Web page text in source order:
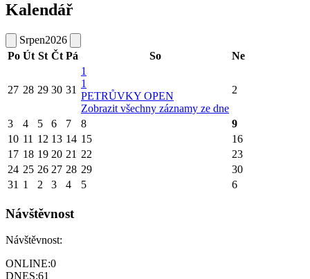
Kalendář
Srpen2026
Po Út St Čt Pá So Ne
27 28 29 30 31
1
1
PETRŮVKY OPEN
Zobrazit všechny záznamy ze dne
2
3 4 5 6 7 8
9
10 11 12 13 14 15
16
17 18 19 20 21 22
23
24 25 26 27 28 29
30
31 1 2 3 4 5 6
Návštěvnost
Návštěvnost:
ONLINE:0
DNES:61